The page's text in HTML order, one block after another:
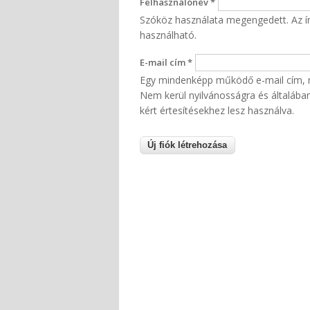
Szóköz használata megengedett. Az
használható.
E-mail cím*
Egy mindenképp működő e-mail
Nem kerül nyilvánosságra és
kért értesítésekhez lesz használva.